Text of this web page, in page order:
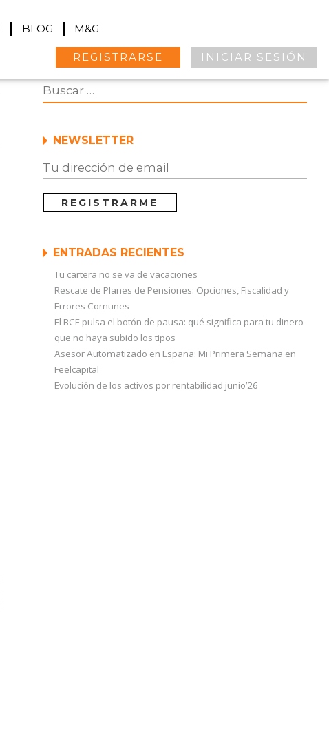
BLOG M&G
REGISTRARSE INICIAR SESIÓN
NEWSLETTER
ENTRADAS RECIENTES
Tu cartera no se va de vacaciones
Rescate de Planes de Pensiones: Opciones, Fiscalidad y
Errores Comunes
El BCE pulsa el botón de pausa: qué significa para tu dinero
que no haya subido los tipos
Asesor Automatizado en España: Mi Primera Semana en
Feelcapital
Evolución de los activos por rentabilidad junio’26